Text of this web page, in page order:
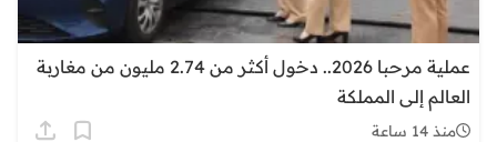
عملية مرحبا 2026.. دخول أكثر من 2.74 مليون من مغاربة
العالم إلى المملكة
منذ 14 ساعة